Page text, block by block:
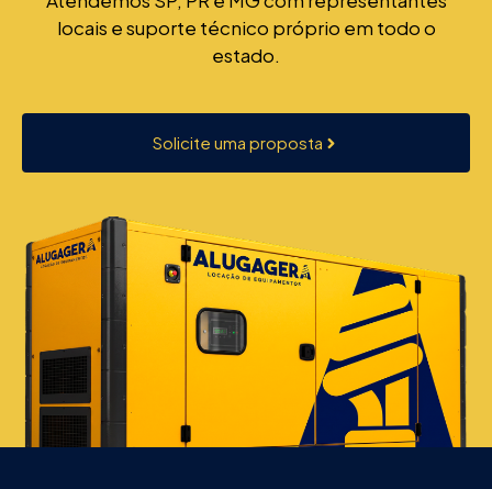
locais e suporte técnico próprio em todo o
estado.
Solicite uma proposta